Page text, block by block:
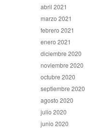
abril 2021
marzo 2021
febrero 2021
enero 2021
diciembre 2020
noviembre 2020
octubre 2020
septiembre 2020
agosto 2020
julio 2020
junio 2020